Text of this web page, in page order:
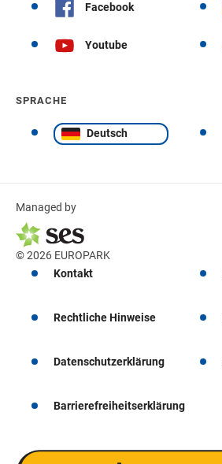
Facebook
Youtube
SPRACHE
Deutsch
Managed by
© 2026 EUROPARK
Kontakt
Rechtliche Hinweise
Datenschutzerklärung
Barrierefreiheitserklärung